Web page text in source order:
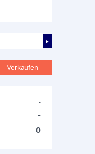
►
Verkaufen
-
-
0